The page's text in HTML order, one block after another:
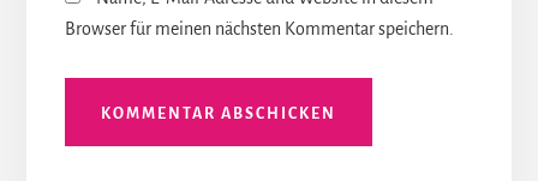
Browser für meinen nächsten Kommentar speichern.